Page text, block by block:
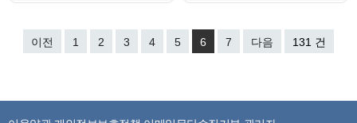
이전 1 2 3 4 5 6 7 다음 131 건